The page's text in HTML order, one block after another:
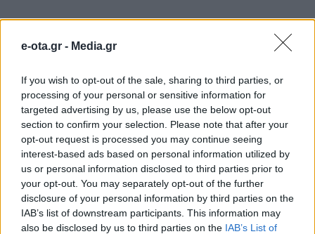
e-ota.gr - Media.gr
If you wish to opt-out of the sale, sharing to third parties, or
processing of your personal or sensitive information for
targeted advertising by us, please use the below opt-out
section to confirm your selection. Please note that after your
opt-out request is processed you may continue seeing
interest-based ads based on personal information utilized by
us or personal information disclosed to third parties prior to
your opt-out. You may separately opt-out of the further
disclosure of your personal information by third parties on the
IAB’s list of downstream participants. This information may
also be disclosed by us to third parties on the IAB’s List of
ΔΗΜΟΙ